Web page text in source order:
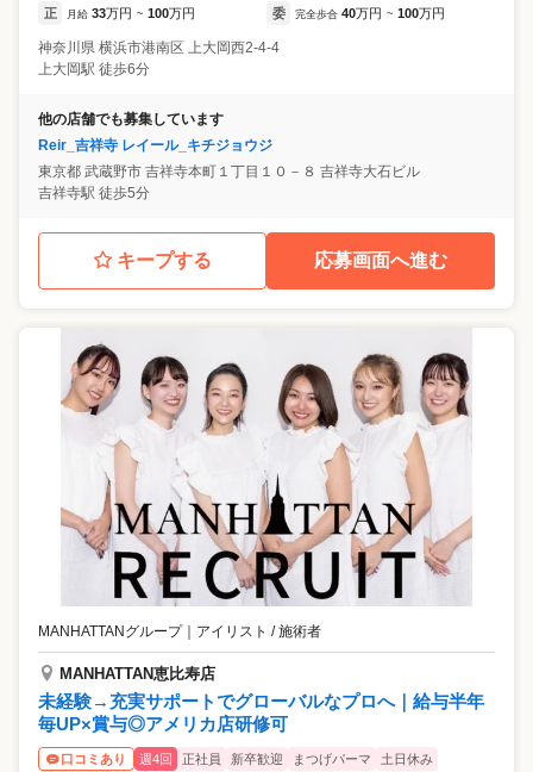
正 月給 33万円 ~ 100万円 委 完全歩合 40万円 ~ 100万円
神奈川県 横浜市港南区 上大岡西2-4-4
上大岡駅 徒歩6分
他の店舗でも募集しています
Reir_吉祥寺 レイール_キチジョウジ
東京都 武蔵野市 吉祥寺本町１丁目１０－８ 吉祥寺大石ビル
吉祥寺駅 徒歩5分
キープする 応募画面へ進む
MANHATTANグループ｜ アイリスト / 施術者
MANHATTAN恵比寿店
未経験→充実サポートでグローバルなプロへ｜給与半年
毎UP×賞与◎アメリカ店研修可
口コミあり 週4回 正社員 新卒歓迎 まつげパーマ 土日休み